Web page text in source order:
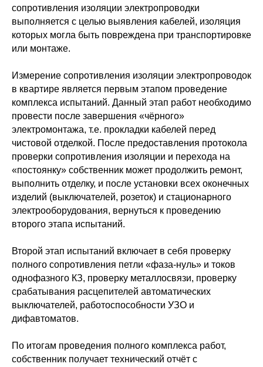
сопротивления изоляции электропроводки
выполняется с целью выявления кабелей, изоляция
которых могла быть повреждена при транспортировке
или монтаже.
Измерение сопротивления изоляции электропроводок
в квартире является первым этапом проведение
комплекса испытаний. Данный этап работ необходимо
провести после завершения «чёрного»
электромонтажа, т.е. прокладки кабелей перед
чистовой отделкой. После предоставления протокола
проверки сопротивления изоляции и перехода на
«постоянку» собственник может продолжить ремонт,
выполнить отделку, и после установки всех оконечных
изделий (выключателей, розеток) и стационарного
электрооборудования, вернуться к проведению
второго этапа испытаний.
Второй этап испытаний включает в себя проверку
полного сопротивления петли «фаза-нуль» и токов
однофазного КЗ, проверку металлосвязи, проверку
срабатывания расцепителей автоматических
выключателей, работоспособности УЗО и
дифавтоматов.
По итогам проведения полного комплекса работ,
собственник получает технический отчёт с